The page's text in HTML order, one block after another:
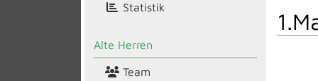
Statistik
Alte Herren
Team